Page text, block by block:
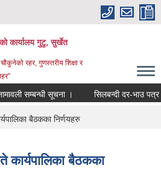
कार्यालय गुटु, सुर्खेत
चौकुनेको रहर, गुणस्तरीय शिक्षा र
सम्बन्धी सूचना । सिलबन्दी दर-भाउ पत्र
बैठकका निर्णयहरु
बैठकका